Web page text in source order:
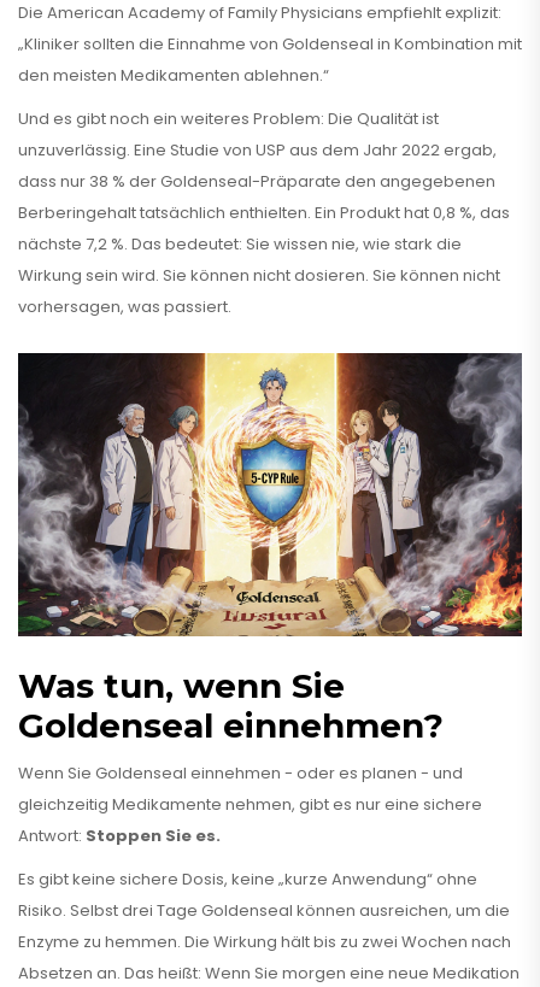
Die American Academy of Family Physicians empfiehlt explizit:
„Kliniker sollten die Einnahme von Goldenseal in Kombination mit
den meisten Medikamenten ablehnen.“
Und es gibt noch ein weiteres Problem: Die Qualität ist
unzuverlässig. Eine Studie von USP aus dem Jahr 2022 ergab,
dass nur 38 % der Goldenseal-Präparate den angegebenen
Berberingehalt tatsächlich enthielten. Ein Produkt hat 0,8 %, das
nächste 7,2 %. Das bedeutet: Sie wissen nie, wie stark die
Wirkung sein wird. Sie können nicht dosieren. Sie können nicht
vorhersagen, was passiert.
Was tun, wenn Sie
Goldenseal einnehmen?
Wenn Sie Goldenseal einnehmen - oder es planen - und
gleichzeitig Medikamente nehmen, gibt es nur eine sichere
Antwort: Stoppen Sie es.
Es gibt keine sichere Dosis, keine „kurze Anwendung“ ohne
Risiko. Selbst drei Tage Goldenseal können ausreichen, um die
Enzyme zu hemmen. Die Wirkung hält bis zu zwei Wochen nach
Absetzen an. Das heißt: Wenn Sie morgen eine neue Medikation